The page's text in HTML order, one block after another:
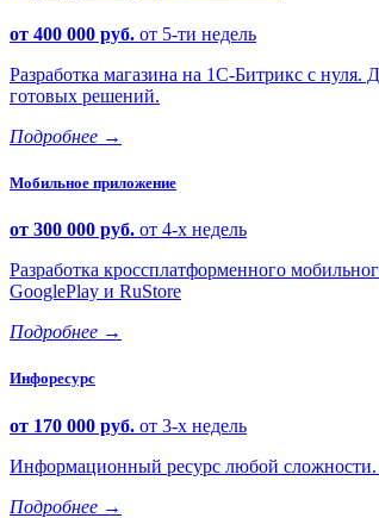
от 400 000 руб. от 5-ти недель
Разработка магазина на 1С-Битрикс с
готовых решений.
Подробнее →
Мобильное приложение
от 300 000 руб. от 4-х недель
Разработка кроссплатформенного
GooglePlay и RuStore
Подробнее →
Инфоресурс
от 170 000 руб. от 3-х недель
Информационный ресурс любой сложности.
Подробнее →